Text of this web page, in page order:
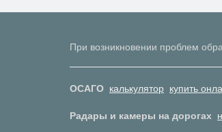
При возникновении проблем
ОСАГО калькулятор купить
Радары и камеры на дорогах